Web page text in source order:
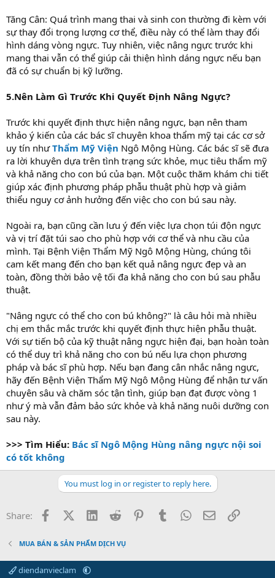
Tăng Cân: Quá trình mang thai và sinh con thường đi kèm với
sự thay đổi trọng lượng cơ thể, điều này có thể làm thay đổi
hình dáng vòng ngực. Tuy nhiên, việc nâng ngực trước khi
mang thai vẫn có thể giúp cải thiện hình dáng ngực nếu bạn
đã có sự chuẩn bị kỹ lưỡng.
5.Nên Làm Gì Trước Khi Quyết Định Nâng Ngực?
Trước khi quyết định thực hiện nâng ngực, bạn nên tham
khảo ý kiến của các bác sĩ chuyên khoa thẩm mỹ tại các cơ sở
uy tín nhưThẩm Mỹ Viện Ngô Mộng Hùng. Các bác sĩ sẽ đưa
ra lời khuyên dựa trên tình trạng sức khỏe, mục tiêu thẩm mỹ
và khả năng cho con bú của bạn. Một cuộc thăm khám chi tiết
giúp xác định phương pháp phẫu thuật phù hợp và giảm
thiểu nguy cơ ảnh hưởng đến việc cho con bú sau này.
Ngoài ra, bạn cũng cần lưu ý đến việc lựa chọn túi độn ngực
và vị trí đặt túi sao cho phù hợp với cơ thể và nhu cầu của
mình. Tại Bệnh Viện Thẩm Mỹ Ngô Mộng Hùng, chúng tôi
cam kết mang đến cho bạn kết quả nâng ngực đẹp và an
toàn, đồng thời bảo vệ tối đa khả năng cho con bú sau phẫu
thuật.
"Nâng ngực có thể cho con bú không?" là câu hỏi mà nhiều
chị em thắc mắc trước khi quyết định thực hiện phẫu thuật.
Với sự tiến bộ của kỹ thuật nâng ngực hiện đại, bạn hoàn toàn
có thể duy trì khả năng cho con bú nếu lựa chọn phương
pháp và bác sĩ phù hợp. Nếu bạn đang cân nhắc nâng ngực,
hãy đến Bệnh Viện Thẩm Mỹ Ngô Mộng Hùng để nhận tư vấn
chuyên sâu và chăm sóc tận tình, giúp bạn đạt được vòng 1
như ý mà vẫn đảm bảo sức khỏe và khả năng nuôi dưỡng con
sau này.
>>> Tìm Hiểu: Bác sĩ Ngô Mộng Hùng nâng ngực nội soi
có tốt không
You must log in or register to reply here.
Share: FacebookX (Twitter)
LinkedInReddit PinterestTumblrWhatsApp
EmailLink
MUA BÁN & SẢN PHẨM DỊCH VỤ
diendanvieclam